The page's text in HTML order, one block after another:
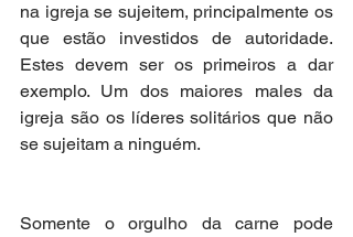
na igreja se sujeitem, principalmente os
que estão investidos de autoridade.
Estes devem ser os primeiros a dar
exemplo. Um dos maiores males da
igreja são os líderes solitários que não
se sujeitam a ninguém.
Somente o orgulho da carne pode